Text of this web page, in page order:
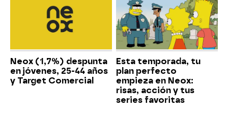
Neox (1,7%) despunta
en jóvenes, 25-44 años
y Target Comercial
Esta temporada, tu
plan perfecto
empieza en Neox:
risas, acción y tus
series favoritas